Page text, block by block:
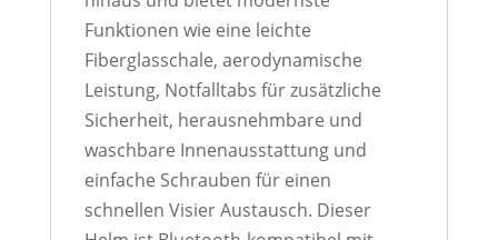
Funktionen wie eine leichte
Fiberglasschale, aerodynamische
Leistung, Notfalltabs für zusätzliche
Sicherheit, herausnehmbare und
waschbare Innenausstattung und
einfache Schrauben für einen
schnellen Visier Austausch. Dieser